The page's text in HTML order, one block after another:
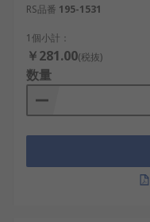
RS品番 195-1531
1個小計：
￥281.00(税抜)
数量